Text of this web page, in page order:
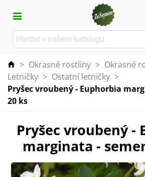
> Okrasné rostliny > Okrasné
Letničky > Ostatní letničky >
Pryšec vroubený - Euphorbia
20 ks
Pryšec vroubený -
marginata -